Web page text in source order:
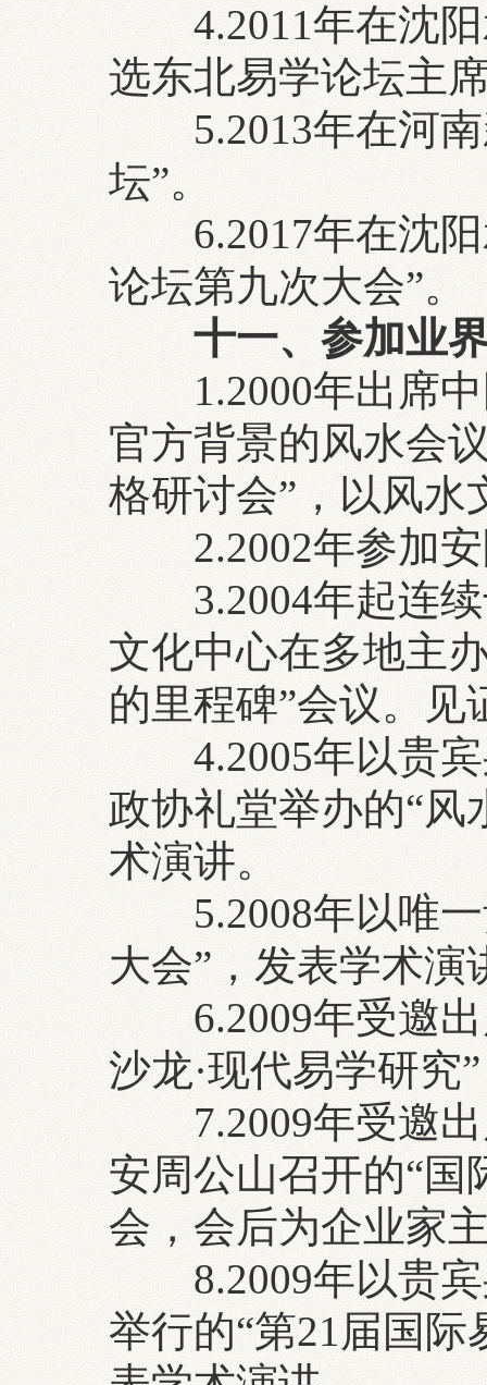
4.2011年在沈阳
选东北易学论坛主
5.2013年在河南
坛”。
6.2017年在沈阳
论坛第九次大会”。
十一、参加业
1.2000年出席中
官方背景的风水会
格研讨会”，以风水
2.2002年参加安
3.2004年起连续
文化中心在多地主
的里程碑”会议。见
4.2005年以贵宾
政协礼堂举办的“风
术演讲。
5.2008年以唯一
大会”，发表学术演
6.2009年受邀出
沙龙·现代易学研究
7.2009年受邀出
安周公山召开的“
会，会后为企业家
8.2009年以贵宾
举行的“第21届国